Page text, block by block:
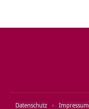
Datenschutz Impressum